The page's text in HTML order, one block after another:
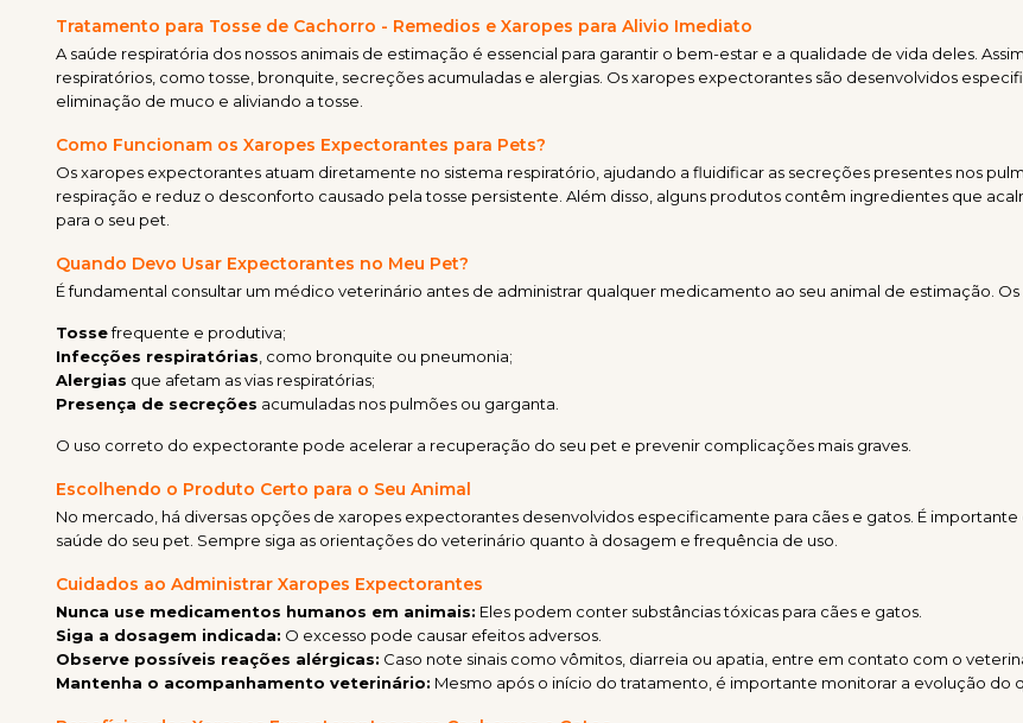
Tratamento para Tosse de Cachorro - Remedios e Xaropes para Alivio Imediato
A saúde respiratória dos nossos animais de estimação é essencial para garantir o bem-estar e a qualidade de vida deles.
respiratórios, como tosse, bronquite, secreções acumuladas e alergias. Os xaropes expectorantes são desenvolvidos
eliminação de muco e aliviando a tosse.
Como Funcionam os Xaropes Expectorantes para Pets?
Os xaropes expectorantes atuam diretamente no sistema respiratório, ajudando a fluidificar as secreções presentes nos
respiração e reduz o desconforto causado pela tosse persistente. Além disso, alguns produtos contêm ingredientes que
para o seu pet.
Quando Devo Usar Expectorantes no Meu Pet?
É fundamental consultar um médico veterinário antes de administrar qualquer medicamento ao seu animal de estimação.
Tossefrequente e produtiva;
Infecções respiratórias, como bronquite ou pneumonia;
Alergias que afetam as vias respiratórias;
Presença de secreções acumuladas nos pulmões ou garganta.
O uso correto do expectorante pode acelerar a recuperação do seu pet e prevenir complicações mais graves.
Escolhendo o Produto Certo para o Seu Animal
No mercado, há diversas opções de xaropes expectorantes desenvolvidos especificamente para cães e gatos. É
saúde do seu pet. Sempre siga as orientações do veterinário quanto à dosagem e frequência de uso.
Cuidados ao Administrar Xaropes Expectorantes
Nunca use medicamentos humanos em animais: Eles podem conter substâncias tóxicas para cães e gatos.
Siga a dosagem indicada: O excesso pode causar efeitos adversos.
Observe possíveis reações alérgicas: Caso note sinais como vômitos, diarreia ou apatia, entre em contato com o
Mantenha o acompanhamento veterinário: Mesmo após o início do tratamento, é importante monitorar a evolução do